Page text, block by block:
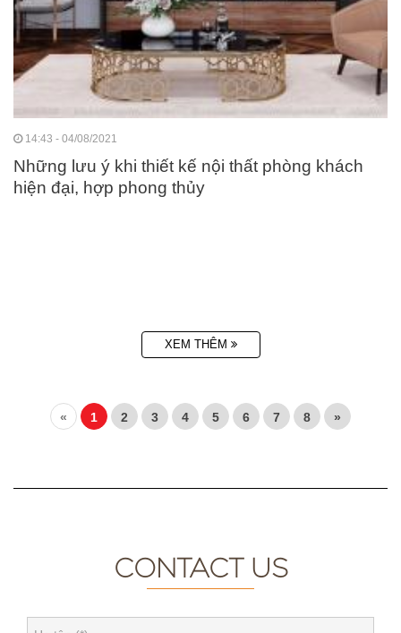
14:43 - 04/08/2021
Những lưu ý khi thiết kế nội thất phòng khách
hiện đại, hợp phong thủy
XEM THÊM
« 1 2 3 4 5 6 7 8 »
CONTACT US